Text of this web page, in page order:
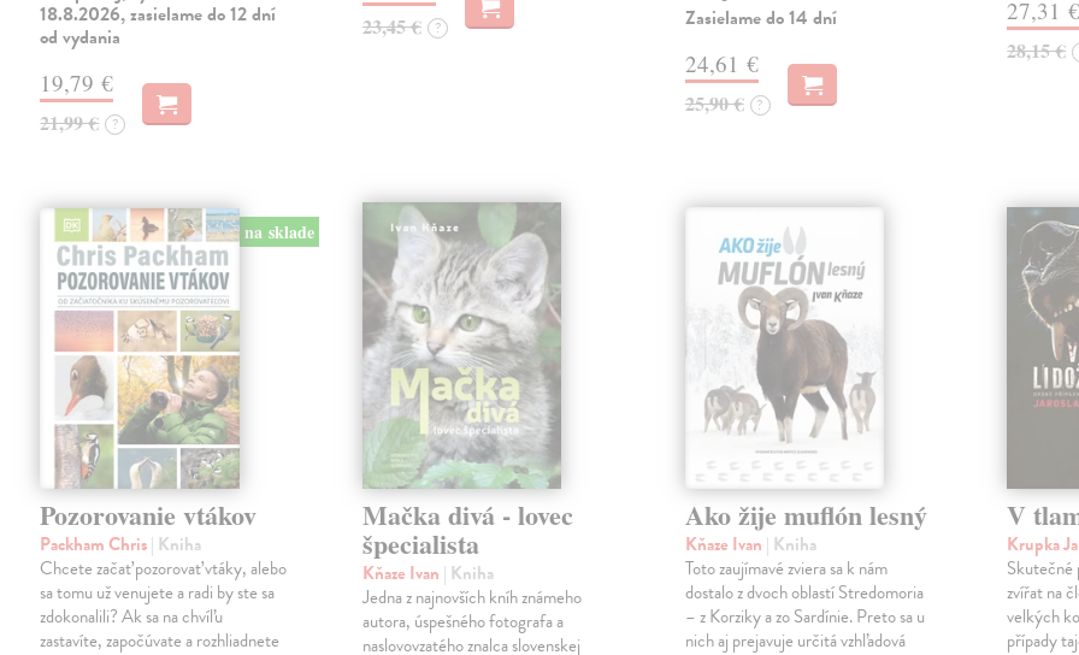
18.8.2026, zasielame do 12 dní
od vydania
19,79 €
21,99 € ?
23,45 € ? Zasielame do 14 dní
24,61 €
25,90 € ?
27,31 €
28,15 €
na sklade
Pozorovanie vtákov
Packham Chris| Kniha
Chcete začať pozorovať vtáky, alebo
sa tomu už venujete a radi by ste sa
zdokonalili? Ak sa na chvíľu
zastavíte, započúvate a rozhliadnete
Mačka divá - lovec
špecialista
Kňaze Ivan | Kniha
Jedna z najnovších kníh známeho
autora, úspešného fotografa a
naslovovzatého znalca slovenskej
Ako žije muflón lesný
Kňaze Ivan | Kniha
Toto zaujímavé zviera sa k nám
dostalo z dvoch oblastí Stredomoria
– z Korziky a zo Sardínie. Preto sa u
nich aj prejavuje určitá vzhľadová
V
Krupka
Skutečné
zvířat na
velkých
případy